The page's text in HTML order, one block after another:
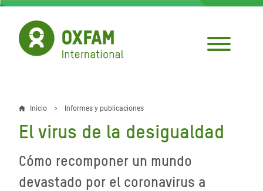
Pasar
contenido
principal
Sobrescribir
enlaces
de
ayuda
Inicio Informes y publicaciones
El virus de la desigualdad
Cómo recomponer un mundo
devastado por el coronavirus a